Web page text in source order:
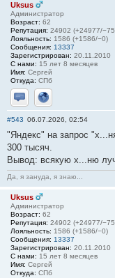
Uksus
Администратор
Возраст: 62
Репутация: 24902 (+24977/
Лояльность: 1586 (+1586/−0)
Сообщения: 13337
Зарегистрирован: 20.11.2010
С нами: 15 лет 8 месяцев
Имя: Сергей
Откуда: СПб
Отправить личное
Сайт
#543 06.07.2026, 02:54
"Яндекс" на запрос
300 тысяч.
Вывод: всякую х...ню
Да, я зануда, я знаю...
Uksus
Администратор
Возраст: 62
Репутация: 24902 (+24977/
Лояльность: 1586 (+1586/−0)
Сообщения: 13337
Зарегистрирован: 20.11.2010
С нами: 15 лет 8 месяцев
Имя: Сергей
Откуда: СПб